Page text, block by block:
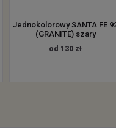
Jednokolorowy SANTA FE
(GRANITE) szary
od 130 zł